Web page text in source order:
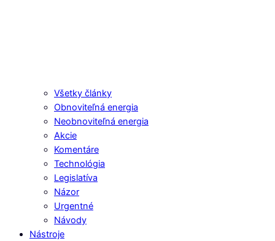
Všetky články
Obnoviteľná energia
Neobnoviteľná energia
Akcie
Komentáre
Technológia
Legislatíva
Názor
Urgentné
Návody
Nástroje